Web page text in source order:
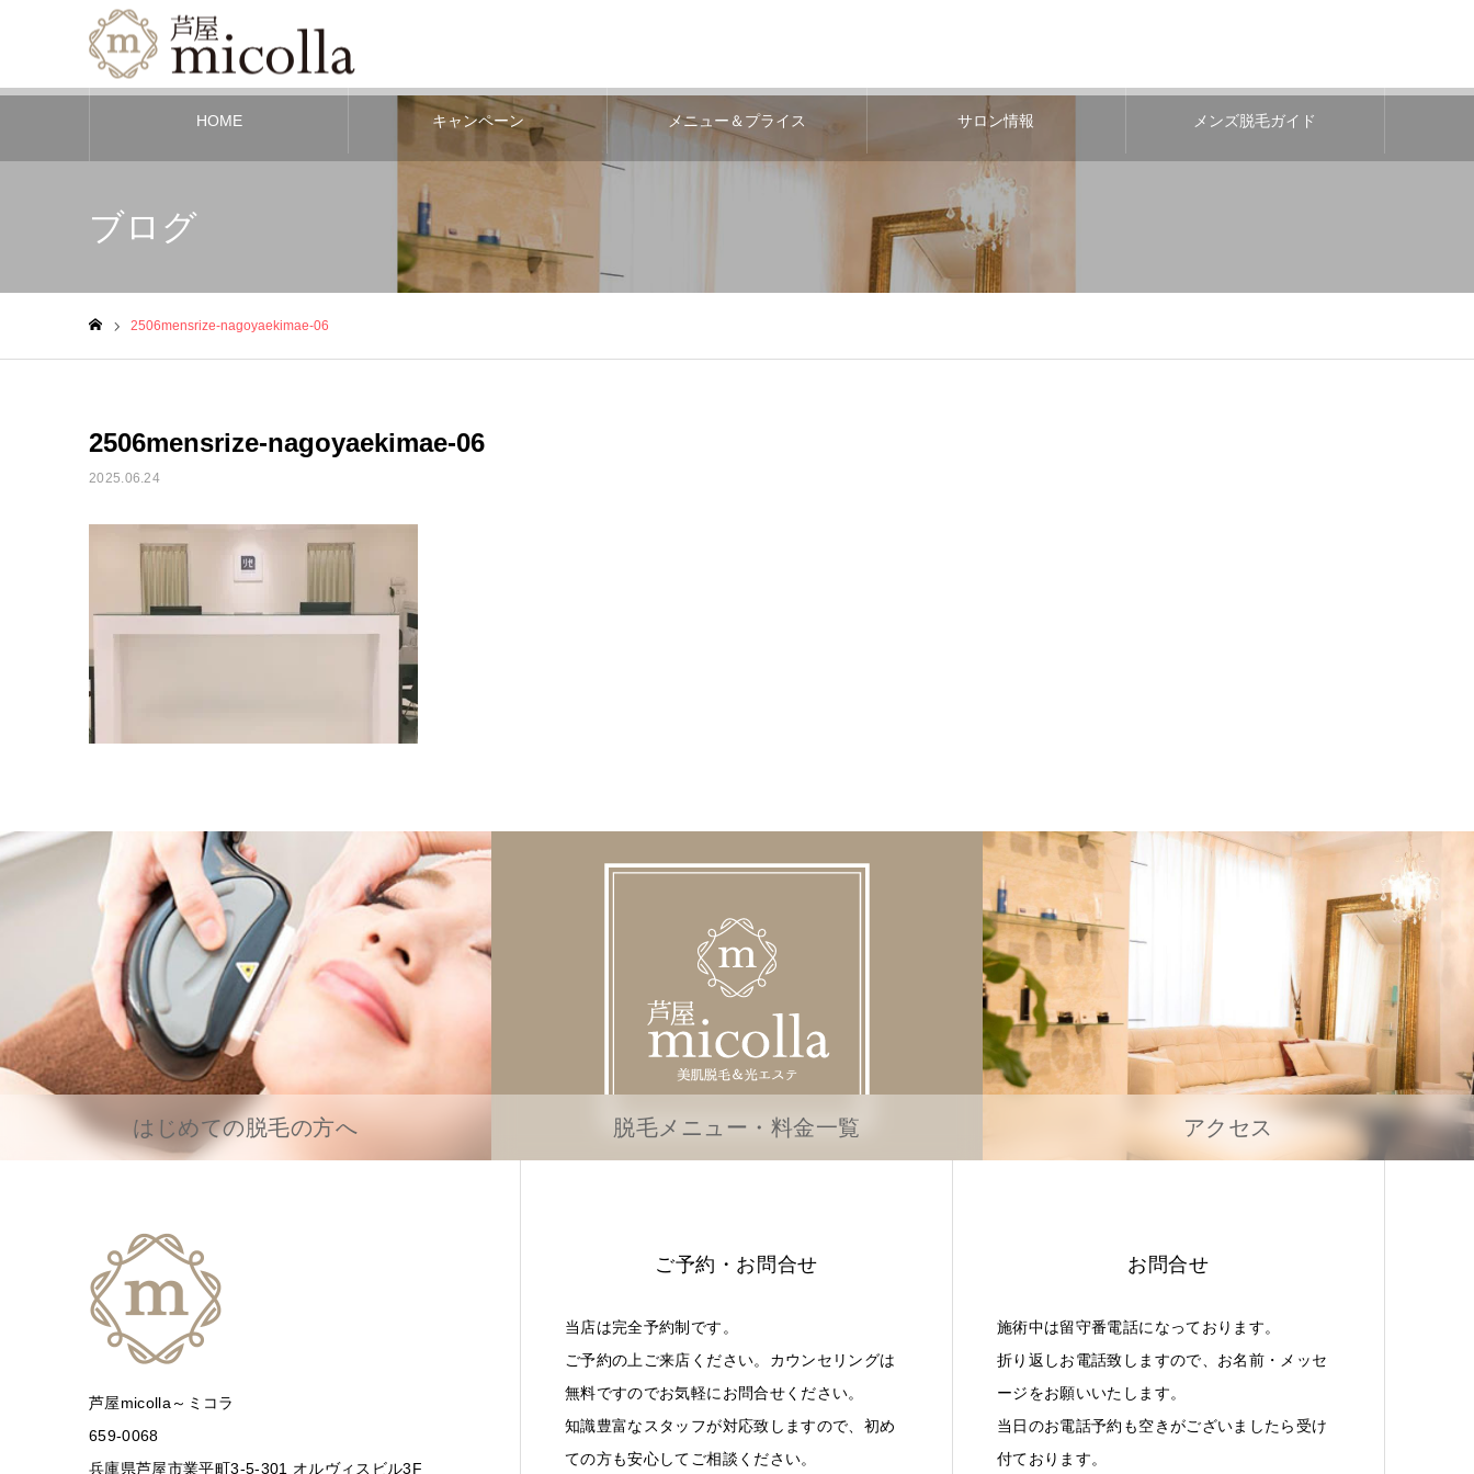
HOME キャンペーン メニュー＆プライス サロン情報 メンズ脱毛ガイド
ブログ
2506mensrize-nagoyaekimae-06
2506mensrize-nagoyaekimae-06
2025.06.24
はじめての脱毛の方へ 脱毛メニュー・料金一覧 アクセス
芦屋micolla～ミコラ
659-0068
兵庫県芦屋市業平町3-5-301 オルヴィスビル3F
ご予約・お問合せ
当店は完全予約制です。
ご予約の上ご来店ください。カウンセリングは
無料ですのでお気軽にお問合せください。
知識豊富なスタッフが対応致しますので、初め
ての方も安心してご相談ください。
お問合せ
施術中は留守番電話になっております。
折り返しお電話致しますので、お名前・メッセ
ージをお願いいたします。
当日のお電話予約も空きがございましたら受け
付ております。